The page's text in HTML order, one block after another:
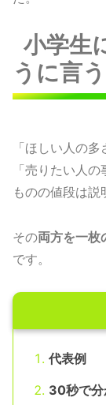
小学生
うに言
「ほしい人の多
「売りたい人の
ものの値段は説
その両方を一枚
です。
代表例
30秒で分